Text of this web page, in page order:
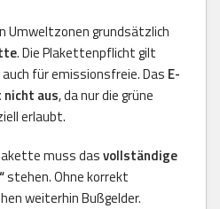
Umweltzonen grundsätzlich
. Die Plakettenpflicht gilt
für emissionsfreie. Das E-
nicht aus, da nur die grüne
erlaubt.
muss dasvollständige
stehen. Ohne korrekt
weiterhin Bußgelder.